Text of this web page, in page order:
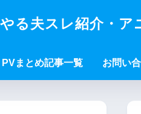
る夫スレ紹介・ア
まとめ記事一覧 お問い